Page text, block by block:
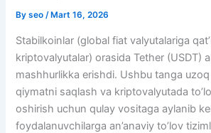
Byseo/ Mart 16, 2026
Stabilkoinlar (global fiat valyutalariga
kriptovalyutalar) orasida Tether (USDT)
mashhurlikka erishdi. Ushbu tanga
qiymatni saqlash va kriptovalyutada
oshirish uchun qulay vositaga aylanib
foydalanuvchilarga an’anaviy to’lov